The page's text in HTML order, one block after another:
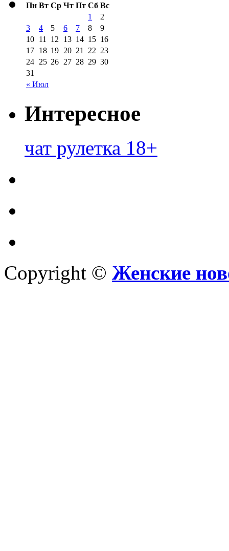
Пн Вт Ср Чт Пт Сб Вс
« Июл
1
2
3
4 5 6 7 8
9
10 11 12 13 14 15 16
17 18 19 20 21 22 23
24 25 26 27 28 29 30
31
Интересное
чат рулетка 18+
Copyright © Женские